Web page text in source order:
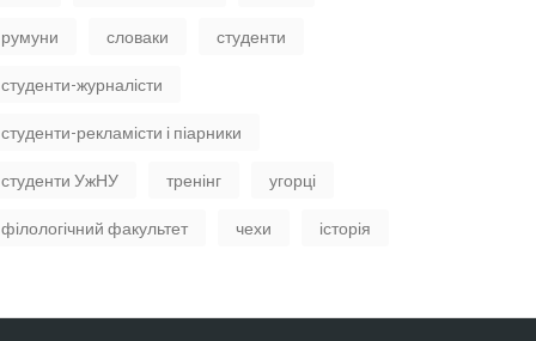
румуни словаки студенти
студенти-журналісти
студенти-рекламісти і піарники
студенти УжНУ тренінг угорці
філологічний факультет чехи історія